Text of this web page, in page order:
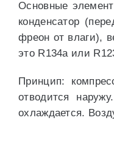
Основные
конденсатор
фреон от влаги),
это R134a или
Принцип:
отводится
охлаждается.